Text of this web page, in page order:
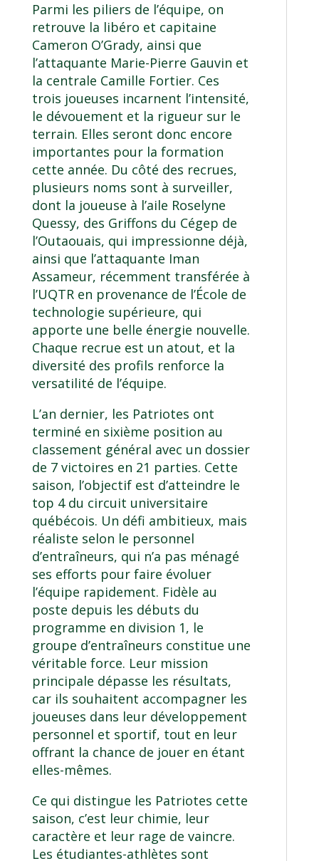
Parmi les piliers de l’équipe, on
retrouve la libéro et capitaine
Cameron O’Grady, ainsi que
l’attaquante Marie-Pierre Gauvin et
la centrale Camille Fortier. Ces
trois joueuses incarnent l’intensité,
le dévouement et la rigueur sur le
terrain. Elles seront donc encore
importantes pour la formation
cette année. Du côté des recrues,
plusieurs noms sont à surveiller,
dont la joueuse à l’aile Roselyne
Quessy, des Griffons du Cégep de
l’Outaouais, qui impressionne déjà,
ainsi que l’attaquante Iman
Assameur, récemment transférée à
l’UQTR en provenance de l’École de
technologie supérieure, qui
apporte une belle énergie nouvelle.
Chaque recrue est un atout, et la
diversité des profils renforce la
versatilité de l’équipe.
L’an dernier, les Patriotes ont
terminé en sixième position au
classement général avec un dossier
de 7 victoires en 21 parties. Cette
saison, l’objectif est d’atteindre le
top 4 du circuit universitaire
québécois. Un défi ambitieux, mais
réaliste selon le personnel
d’entraîneurs, qui n’a pas ménagé
ses efforts pour faire évoluer
l’équipe rapidement. Fidèle au
poste depuis les débuts du
programme en division 1, le
groupe d’entraîneurs constitue une
véritable force. Leur mission
principale dépasse les résultats,
car ils souhaitent accompagner les
joueuses dans leur développement
personnel et sportif, tout en leur
offrant la chance de jouer en étant
elles-mêmes.
Ce qui distingue les Patriotes cette
saison, c’est leur chimie, leur
caractère et leur rage de vaincre.
Les étudiantes-athlètes sont